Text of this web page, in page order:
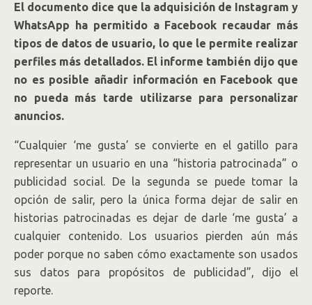
El documento dice que la adquisición de Instagram y
WhatsApp ha permitido a Facebook recaudar más
tipos de datos de usuario, lo que le permite realizar
perfiles más detallados. El informe también dijo que
no es posible añadir información en Facebook que
no pueda más tarde utilizarse para personalizar
anuncios.
“Cualquier ‘me gusta’ se convierte en el gatillo para
representar un usuario en una “historia patrocinada” o
publicidad social. De la segunda se puede tomar la
opción de salir, pero la única forma dejar de salir en
historias patrocinadas es dejar de darle ‘me gusta’ a
cualquier contenido. Los usuarios pierden aún más
poder porque no saben cómo exactamente son usados
sus datos para propósitos de publicidad”, dijo el
reporte.